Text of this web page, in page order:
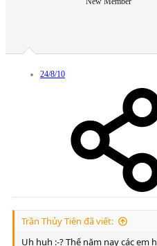
24/8/10
Trần Thủy Tiên đã viết:
Uh huh :-? Thế năm nay các em